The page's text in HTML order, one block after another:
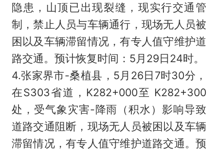
隐患，山顶已出现裂缝，现实行交通管
制，禁止人员与车辆通行，现场无人员被
困以及车辆滞留情况，有专人值守维护道
路交通。预计恢复时间：5月29日24时。
4.张家界市-桑植县，5月26日7时30分，
在S303省道，K282+000至 K282+300
处，受气象灾害-降雨（积水）影响导致
道路交通阻断，现场无人员被困以及车辆
滞留情况，有专人值守维护道路交通。预